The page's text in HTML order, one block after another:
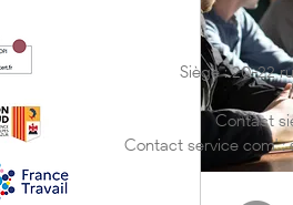
Siège : 20-22
Contact
Contact service com' :